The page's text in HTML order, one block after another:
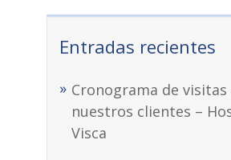
Entradas recientes
Cronograma de
nuestros clientes –
Visca